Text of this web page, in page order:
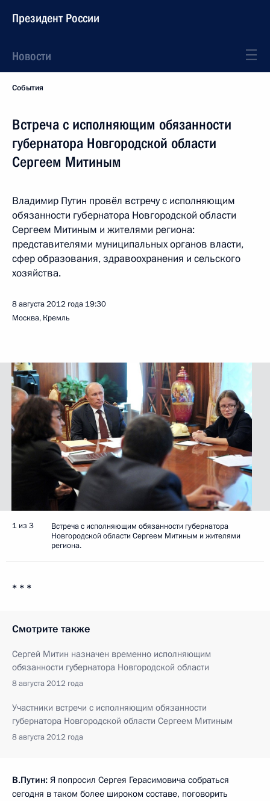
Президент России
Новости
События
Встреча с исполняющим обязанности
губернатора Новгородской области
Сергеем Митиным
Владимир Путин провёл встречу с исполняющим
обязанности губернатора Новгородской области
Сергеем Митиным и жителями региона:
представителями муниципальных органов власти,
сфер образования, здравоохранения и сельского
хозяйства.
8 августа 2012 года 19:30
Москва, Кремль
1 из 3
Встреча с исполняющим обязанности губернатора
Новгородской области Сергеем Митиным и жителями
региона.
* * *
Смотрите также
Сергей Митин назначен временно исполняющим
обязанности губернатора Новгородской области
8 августа 2012 года
Участники встречи с исполняющим обязанности
губернатора Новгородской области Сергеем Митиным
8 августа 2012 года
В.Путин: Я попросил Сергея Герасимовича собраться
сегодня в таком более широком составе, поговорить